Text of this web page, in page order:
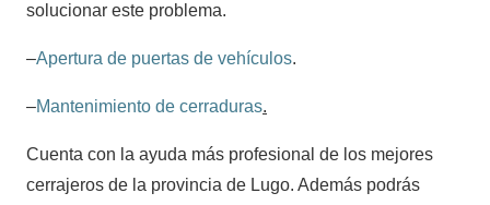
solucionar este problema.
–Apertura de puertas de vehículos.
–Mantenimiento de cerraduras.
Cuenta con la ayuda más profesional de los mejores
cerrajeros de la provincia de Lugo. Además podrás